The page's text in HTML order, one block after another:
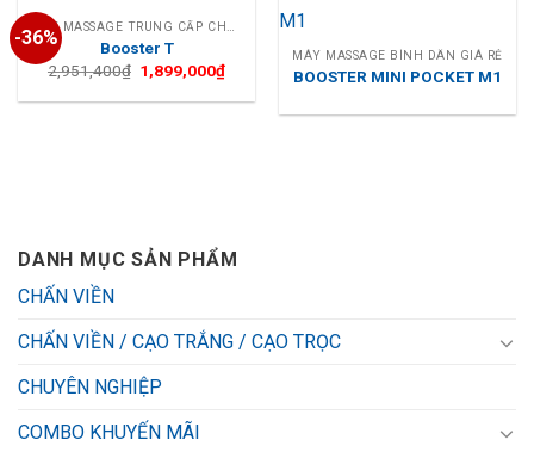
-36%
Booster T
2,951,400₫ Giá
gốc
là:
1,899,000₫Giá
tại
MÁY MASSAGE BÌNH DÂN GIÁ RẺ
BOOSTER MINI POCKET M1
DANH MỤC SẢN PHẨM
CHẤN VIỀN
CHẤN VIỀN / CẠO TRẮNG / CẠO TRỌC
CHUYÊN NGHIỆP
COMBO KHUYẾN MÃI